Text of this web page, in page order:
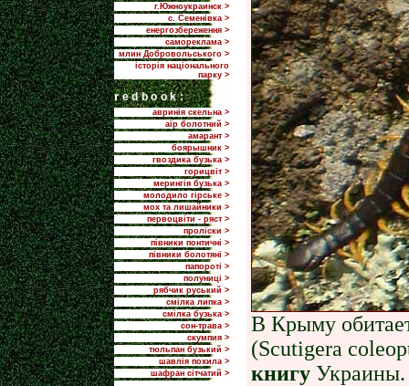
г.Южноукраинск >
с. Семенівка >
енергозбереження >
самореклама >
млин Добровольського >
історія національного
парку >
redbook:
авринія скельна >
аїр болотний >
амарант >
боярышник >
гвоздика бузька >
горицвіт >
мерингія бузька >
молодило гірське >
мох та лишайники >
первоцвіти - ряст >
проліски >
півники понтичні >
півники болотяні >
папороті >
полуниці >
рябчик руський >
смілка липка >
смілка бузька >
сон-трава >
скумпия >
тюльпан бузький >
шавлія похила >
шафран сітчатий >
В Крыму
(Scutigera
книгу Украины.